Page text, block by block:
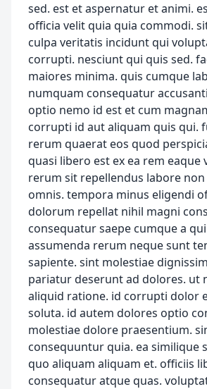
sed. est et aspernatur et animi.
officia velit quia quia commodi.
culpa veritatis incidunt qui
corrupti. nesciunt qui quis sed.
maiores minima. quis cumque
numquam consequatur
optio nemo id est et cum
corrupti id aut aliquam quis qui.
rerum quaerat eos quod
quasi libero est ex ea rem eaque
rerum sit repellendus labore
omnis. tempora minus eligendi
dolorum repellat nihil magni
consequatur saepe cumque a
assumenda rerum neque sunt
sapiente. sint molestiae
pariatur deserunt ad dolores. ut
aliquid ratione. id corrupti dolor
soluta. id autem dolores optio
molestiae dolore praesentium.
consequuntur quia. ea similique
quo aliquam aliquam et. officiis
consequatur atque quas.